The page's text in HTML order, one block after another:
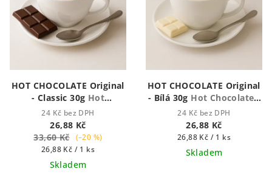
HOT CHOCOLATE Original
- Classic 30g Hot
Chocolate - Houstnoucí
krémová čokoláda
24 Kč bez DPH
26,88 Kč
33,60 Kč
(–20 %)
Měrná
cena:
26,88 Kč / 1 ks
Skladem
HOT CHOCOLATE Original
- Bílá 30g Hot Chocolate -
Houstnoucí krémová
čokoláda
24 Kč bez DPH
26,88 Kč
Měrná
cena:
26,88 Kč / 1 ks
Skladem